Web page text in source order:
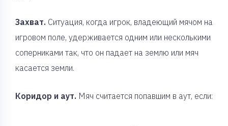
Захват. Ситуация, когда игрок, владеющий мячом на
игровом поле, удерживается одним или несколькими
соперниками так, что он падает на землю или мяч
касается земли.
Коридор и аут. Мяч считается попавшим в аут, если: